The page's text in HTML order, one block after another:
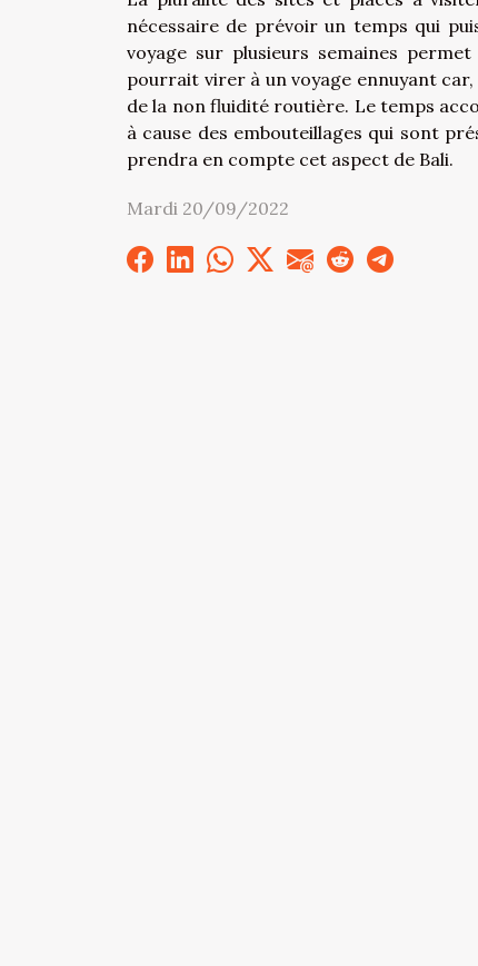
nécessaire de prévoir un temps qui
voyage sur plusieurs semaines
pourrait virer à un voyage ennuyant
de la non fluidité routière. Le temps
à cause des embouteillages qui sont
prendra en compte cet aspect de Bali.
Mardi 20/09/2022